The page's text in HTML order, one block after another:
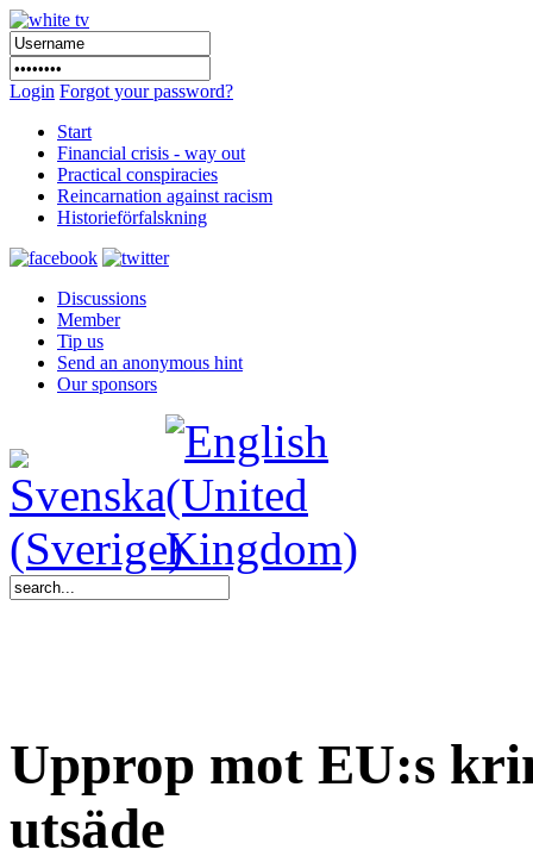
Login Forgot your password?
Start
Financial crisis - way out
Practical conspiracies
Reincarnation against racism
Historieförfalskning
Discussions
Member
Tip us
Send an anonymous hint
Our sponsors
Upprop mot EU:s
utsäde